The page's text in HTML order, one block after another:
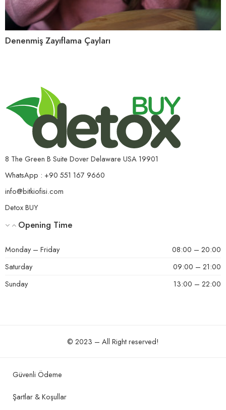
Denenmiş Zayıflama Çayları
8 The Green B Suite Dover Delaware USA 19901
WhatsApp : +90 551 167 9660
info@bitkiofisi.com
Detox BUY
Opening Time
Monday – Friday
08:00 – 20:00
Saturday
09:00 – 21:00
Sunday
13:00 – 22:00
© 2023 – All Right reserved!
Güvenli Ödeme
Şartlar & Koşullar